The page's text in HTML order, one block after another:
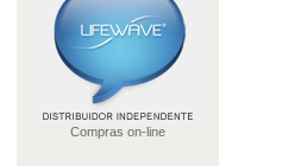
Compras on-line